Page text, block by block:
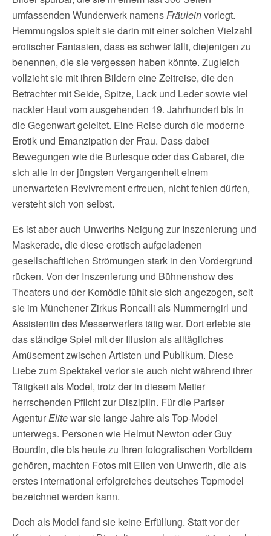
umfassenden Wunderwerk namensFräuleinvorlegt.
Hemmungslos spielt sie darin mit einer solchen Vielzahl
erotischer Fantasien, dass es schwer fällt, diejenigen zu
benennen, die sie vergessen haben könnte. Zugleich
vollzieht sie mit ihren Bildern eine Zeitreise, die den
Betrachter mit Seide, Spitze, Lack und Leder sowie viel
nackter Haut vom ausgehenden 19. Jahrhundert bis in
die Gegenwart geleitet. Eine Reise durch die moderne
Erotik und Emanzipation der Frau. Dass dabei
Bewegungen wie die Burlesque oder das Cabaret, die
sich alle in der jüngsten Vergangenheit einem
unerwarteten Revivrement erfreuen, nicht fehlen dürfen,
versteht sich von selbst.
Es ist aber auch Unwerths Neigung zur Inszenierung und
Maskerade, die diese erotisch aufgeladenen
gesellschaftlichen Strömungen stark in den Vordergrund
rücken. Von der Inszenierung und Bühnenshow des
Theaters und der Komödie fühlt sie sich angezogen, seit
sie im Münchener Zirkus Roncalli als Nummerngirl und
Assistentin des Messerwerfers tätig war. Dort erlebte sie
das ständige Spiel mit der Illusion als alltägliches
Amüsement zwischen Artisten und Publikum. Diese
Liebe zum Spektakel verlor sie auch nicht während ihrer
Tätigkeit als Model, trotz der in diesem Metier
herrschenden Pflicht zur Disziplin. Für die Pariser
AgenturElitewar sie lange Jahre als Top-Model
unterwegs. Personen wie Helmut Newton oder Guy
Bourdin, die bis heute zu ihren fotografischen Vorbildern
gehören, machten Fotos mit Ellen von Unwerth, die als
erstes international erfolgreiches deutsches Topmodel
bezeichnet werden kann.
Doch als Model fand sie keine Erfüllung. Statt vor der